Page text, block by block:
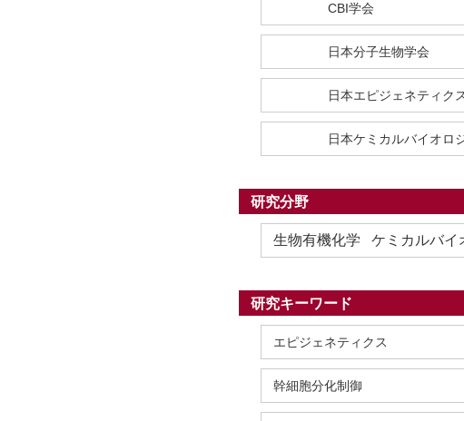
CBI学会
日本分子生物学会
日本エピジェネティク
日本ケミカルバイオロ
研究分野
生物有機化学 ケミカルバイ
研究キーワード
エピジェネティクス
幹細胞分化制御